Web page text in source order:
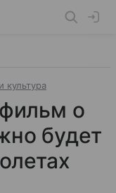
культура
о
будет